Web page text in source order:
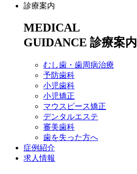
診療案内
MEDICAL
GUIDANCE 診療案内
むし歯・歯周病治療
予防歯科
小児歯科
小児矯正
マウスピース矯正
デンタルエステ
審美歯科
歯を失った方へ
症例紹介
求人情報